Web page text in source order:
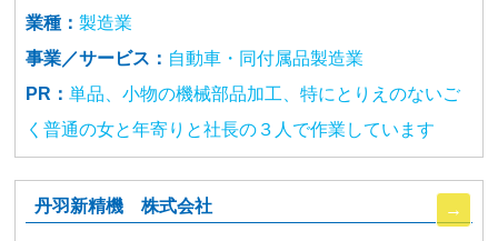
業種： 製造業
事業／サービス： 自動車・同付属品製造業
PR： 単品、小物の機械部品加工、特にとりえのないご
く普通の女と年寄りと社長の３人で作業しています
丹羽新精機 株式会社